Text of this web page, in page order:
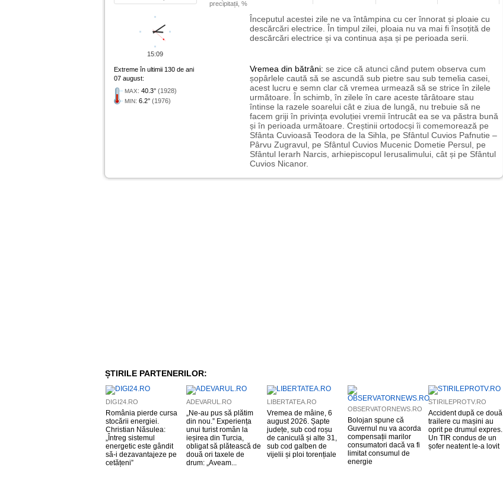
precipitații, %
Începutul acestei zile ne va întâmpina cu cer înnorat și ploaie cu
descărcări electrice. În timpul zilei, ploaia nu va mai fi însoțită de
descărcări electrice și va continua așa și pe perioada serii.
Extreme în ultimii 130 de ani
07 august:
MAX: 40.3° (1928)
MIN: 6.2° (1976)
Vremea din bătrâni: se zice că atunci când putem observa cum
șopârlele caută să se ascundă sub pietre sau sub temelia casei,
acest lucru e semn clar că vremea urmează să se strice în zilele
următoare. În schimb, în zilele în care aceste târâtoare stau
întinse la razele soarelui cât e ziua de lungă, nu trebuie să ne
facem griji în privința evoluției vremii întrucât ea se va păstra bună
și în perioada următoare. Creștinii ortodocși îi comemorează pe
Sfânta Cuvioasă Teodora de la Sihla, pe Sfântul Cuvios Pafnutie –
Pârvu Zugravul, pe Sfântul Cuvios Mucenic Dometie Persul, pe
Sfântul Ierarh Narcis, arhiepiscopul Ierusalimului, cât și pe Sfântul
Cuvios Nicanor.
15:09
ȘTIRILE PARTENERILOR:
DIGI24.RO
România pierde cursa
stocării energiei.
Christian Năsulea:
„Întreg sistemul
energetic este gândit
să-i dezavantajeze pe
cetățeni”
ADEVARUL.RO
„Ne-au pus să plătim
din nou.” Experiența
unui turist român la
ieșirea din Turcia,
obligat să plătească de
două ori taxele de
drum: „Aveam...
LIBERTATEA.RO
Vremea de mâine, 6
august 2026. Șapte
județe, sub cod roșu
de caniculă și alte 31,
sub cod galben de
vijelii și ploi torențiale
OBSERVATORNEWS.RO
Bolojan spune că
Guvernul nu va acorda
compensații marilor
consumatori dacă va fi
limitat consumul de
energie
STIRILEPROTV.RO
Accident după ce două
trailere cu mașini au
oprit pe drumul expres.
Un TIR condus de un
șofer neatent le-a lovit